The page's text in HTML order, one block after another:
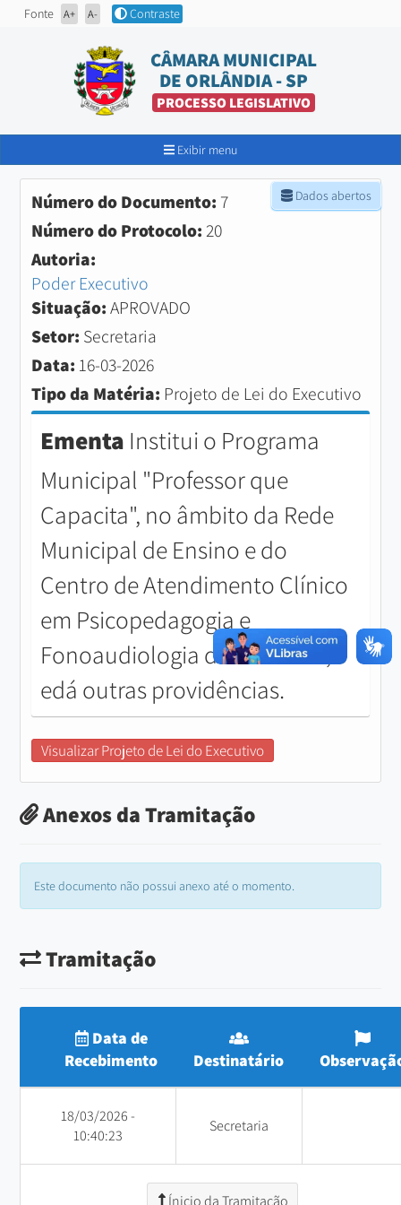
Fonte A+ A- Contraste
CÂMARA MUNICIPAL
DE ORLÂNDIA - SP
PROCESSO LEGISLATIVO
Exibir menu
Dados abertos
Número do Documento: 7
Número do Protocolo:20
Autoria:
Poder Executivo
Situação:APROVADO
Setor: Secretaria
Data: 16-03-2026
Tipo da Matéria: Projeto de Lei do Executivo
Ementa Institui o Programa
Municipal "Professor que
Capacita", no âmbito da Rede
Municipal de Ensino e do
Centro de Atendimento Clínico
em Psicopedagogia e
Fonoaudiologia de Orlândia ,
edá outras providências.
Visualizar Projeto de Lei do Executivo
Anexos da Tramitação
Este documento não possui anexo até o momento.
Tramitação
Data de
Recebimento
Destinatário
18/03/2026 -
10:40:23
Secretaria
Ínicio da Tramitação